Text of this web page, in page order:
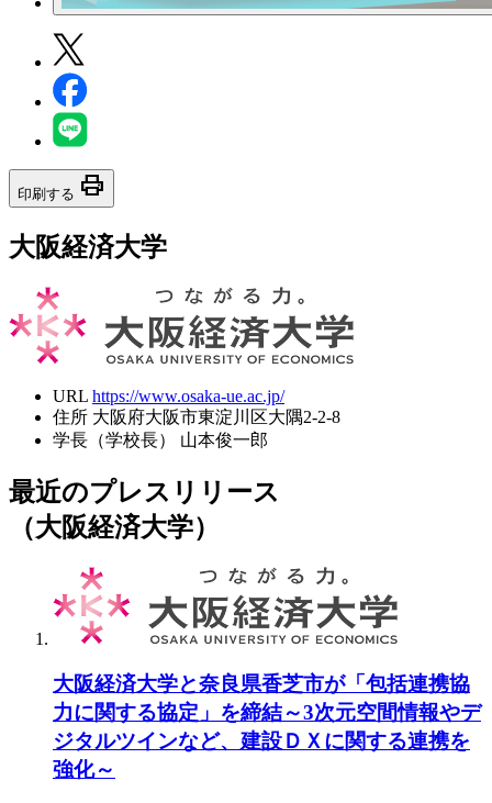
印刷する print
大阪経済大学
URL https://www.osaka-ue.ac.jp/
住所 大阪府大阪市東淀川区大隅2-2-8
学長（学校長）
山本俊一郎
最近のプレスリリース
（大阪経済大学）
大阪経済大学と奈良県香芝市が「包括連携協
力に関する協定」を締結～3次元空間情報やデ
ジタルツインなど、建設ＤＸに関する連携を
強化～